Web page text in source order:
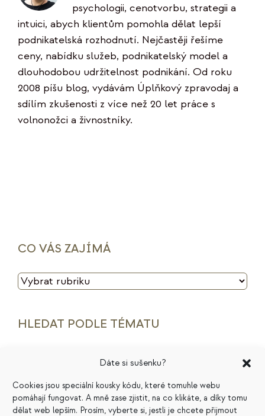
Dáte si sušenku?
Cookies jsou speciální kousky kódu, které tomuhle webu
pomáhají fungovat. A mně zase zjistit, na co klikáte, a díky tomu
dělat web lepším. Prosím, vyberte si, jestli je chcete přijmout
psychologii, cenotvorbu, strategii a
intuici, abych klientům pomohla dělat lepší
podnikatelská rozhodnutí. Nejčastěji řešíme
ceny, nabídku služeb, podnikatelský model a
dlouhodobou udržitelnost podnikání. Od roku
2008 píšu blog, vydávám Úplňkový zpravodaj a
sdílím zkušenosti z více než 20 let práce s
volnonožci a živnostníky.
CO VÁS ZAJÍMÁ
CO
HLEDAT PODLE TÉMATU
cenotvorba
finance
HSP ideální zákazník
introjekty
intuice
konkurence legacy
magie